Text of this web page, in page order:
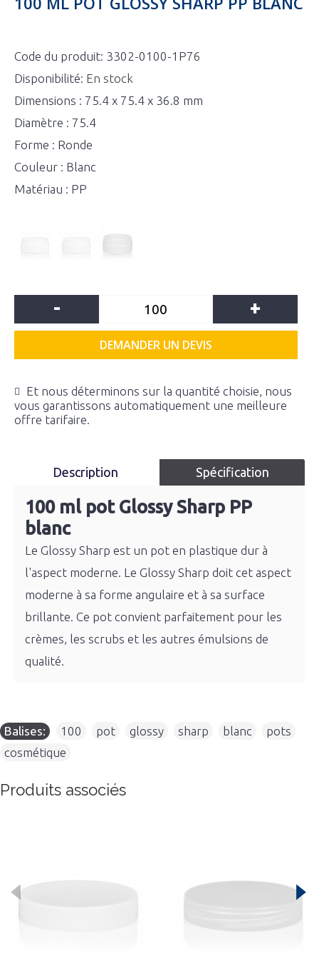
Code du produit: 3302-0100-1P76
Disponibilité: En stock
Dimensions : 75.4 x 75.4 x 36.8 mm
Diamètre : 75.4
Forme : Ronde
Couleur : Blanc
Matériau : PP
- +
DEMANDER UN DEVIS
Et nous déterminons sur la quantité choisie, nous
vous garantissons automatiquement une meilleure
offre tarifaire.
Description Spécification
100 ml pot Glossy Sharp PP
blanc
Le Glossy Sharp est un pot en plastique dur à
l'aspect moderne. Le Glossy Sharp doit cet aspect
moderne à sa forme angulaire et à sa surface
brillante. Ce pot convient parfaitement pour les
crèmes, les scrubs et les autres émulsions de
qualité.
Balises: 100 pot glossy sharp blanc pots
cosmétique
Produits associés